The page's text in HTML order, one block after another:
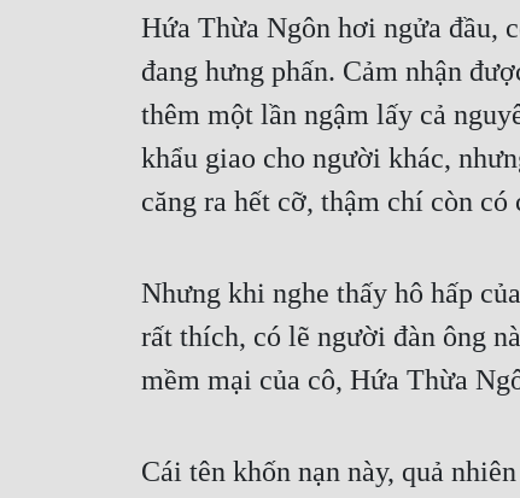
Hứa Thừa Ngôn hơi ngửa đầu,
đang hưng phấn. Cảm nhận
thêm một lần ngậm lấy cả
khẩu giao cho người khác,
căng ra hết cỡ, thậm chí còn
Nhưng khi nghe thấy hô hấp
rất thích, có lẽ người đàn ông
mềm mại của cô, Hứa Thừa
Cái tên khốn nạn này, quả